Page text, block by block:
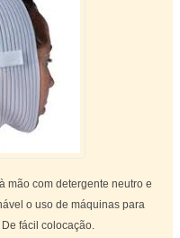
mão com detergente neutro e
o uso de máquinas para
fácil colocação.